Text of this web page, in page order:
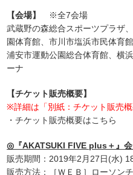
【会場】
※全7会場
武蔵野の森総合スポーツプラザ
園体育館、市川市塩浜市民体育館
浦安市運動公園総合体育館、横
ーナ
【チケット販売概要】
※詳細は「別紙：チケット販売概
・チケット販売概要はこちら
◎『AKATSUKI FIVE plus＋』
販売期間：2019年2月27日(水)
販売方法：［ＷＥＢ］ローソン